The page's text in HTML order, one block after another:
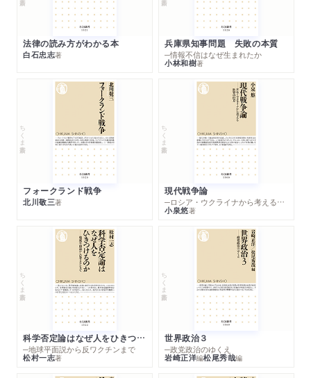
法律の読み方がわかる本
白石忠志著
兵庫県知事問題 失敗の本質
─情報不信はなぜ生まれたか
小林和樹著
ちくま新書
フォークランド戦争
北川敬三著
ちくま新書
現代戦争論
─ロシア・ウクライナから考える世界の行方
小泉悠著
ちくま新書
科学否定論はなぜ人をひきつけるのか
─地球平面説から反ワクチンまで
松村一志著
ちくま新書
世界政治３
─政党政治のゆくえ
岩崎正洋編松尾秀哉編